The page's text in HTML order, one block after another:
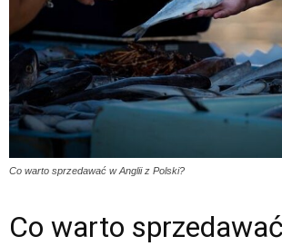
Co warto sprzedawać w Anglii z Polski?
Co warto